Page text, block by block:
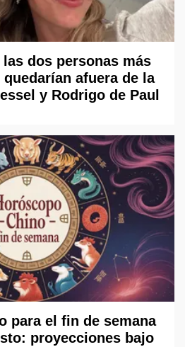
dos personas más
afuera de la
y Rodrigo de Paul
para el fin de semana
proyecciones bajo